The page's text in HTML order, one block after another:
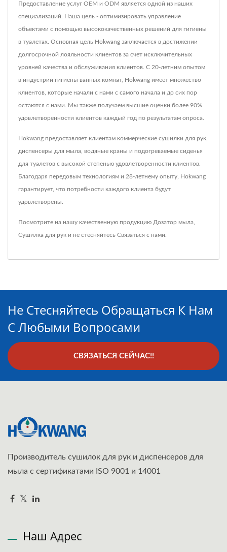
Предоставление услуг OEM и ODM является одной из наших
специализаций. Наша цель - оптимизировать управление
объектами с помощью высококачественных решений для гигиены
в туалетах. Основная цель Hokwang заключается в достижении
долгосрочной лояльности клиентов за счет исключительных
уровней качества и обслуживания клиентов. С 20-летним опытом
в индустрии гигиены ванных комнат, Hokwang имеет множество
клиентов, которые начали с нами с самого начала и до сих пор
остаются с нами. Мы также получаем высшие оценки более 90%
удовлетворенности клиентов каждый год по результатам опроса.
Hokwang предоставляет клиентам коммерческие сушилки для рук,
диспенсеры для мыла, водяные краны и подогреваемые сиденья
для туалетов с высокой степенью удовлетворенности клиентов.
Благодаря передовым технологиям и 28-летнему опыту, Hokwang
гарантирует, что потребности каждого клиента будут
удовлетворены.
Посмотрите на нашу качественную продукцию Дозатор мыла
Сушилка для рук и не стесняйтесь Связаться с нами
Не Стесняйтесь Обращаться К Нам
С Любыми Вопросами
СВЯЗАТЬСЯ СЕЙЧАС!!
Производитель сушилок для рук и диспенсеров для
мыла с сертификатами ISO 9001 и 14001
Наш Адрес